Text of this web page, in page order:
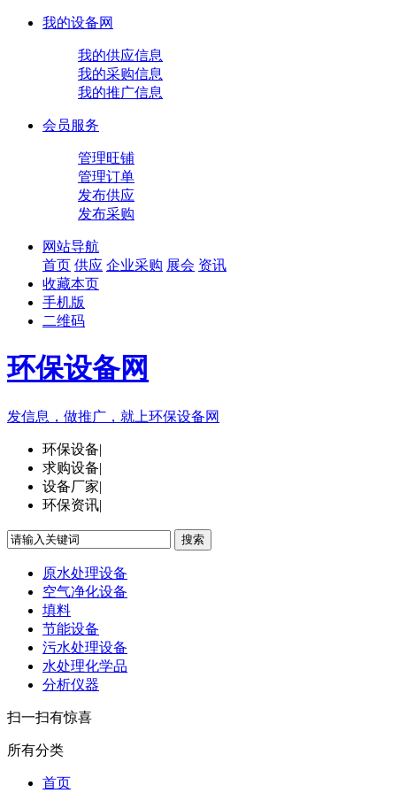
我的设备网
我的供应信息
我的采购信息
我的推广信息
会员服务
管理旺铺
管理订单
发布供应
发布采购
网站导航
首页 供应 企业采购 展会 资讯
收藏本页
手机版
二维码
环保设备网
发信息，做推广，就上环保设备网
环保设备|
求购设备|
设备厂家|
环保资讯|
搜索
原水处理设备
空气净化设备
填料
节能设备
污水处理设备
水处理化学品
分析仪器
扫一扫有惊喜
所有分类
首页